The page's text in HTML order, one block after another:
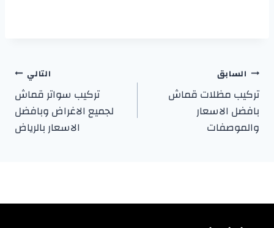
تصفّح
المقالات
السابق
تركيب مظلات قماش
بافضل الاسعار
والموصفات
التالي
تركيب سواتر قماش
لجميع الاغراض وبافضل
الاسعار بالرياض